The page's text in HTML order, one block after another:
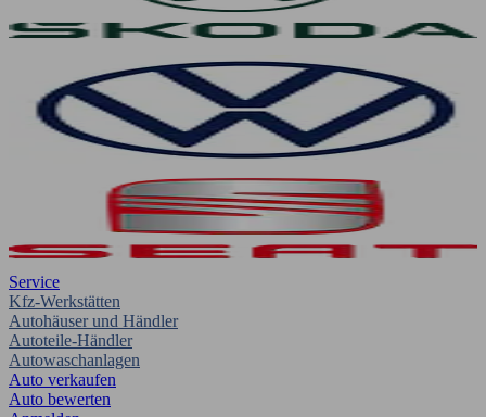
Service
Kfz-Werkstätten
Autohäuser und Händler
Autoteile-Händler
Autowaschanlagen
Auto verkaufen
Auto bewerten